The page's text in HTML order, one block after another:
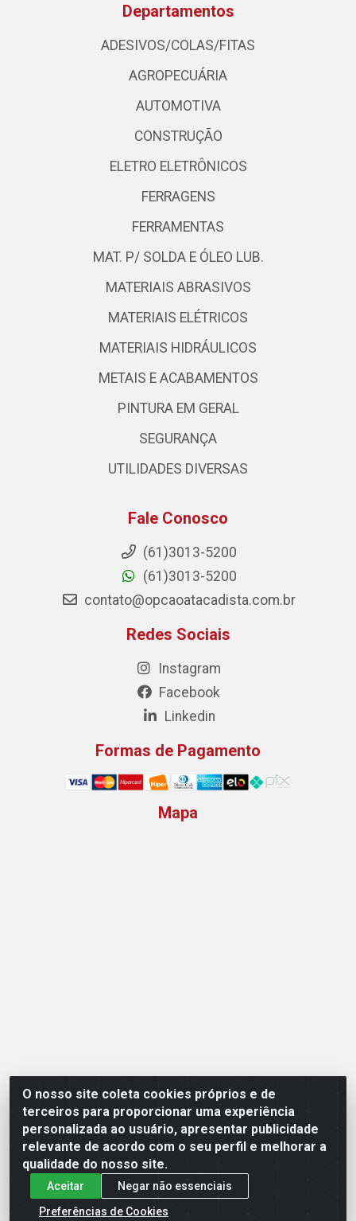
O nosso site coleta cookies próprios e de
terceiros para proporcionar uma experiência
personalizada ao usuário, apresentar publicidade
relevante de acordo com o seu perfil e melhorar a
qualidade do nosso site.
Aceitar
Negar não essenciais
Preferências de Cookies
Departamentos
ADESIVOS/COLAS/FITAS
AGROPECUÁRIA
AUTOMOTIVA
CONSTRUÇÃO
ELETRO ELETRÔNICOS
FERRAGENS
FERRAMENTAS
MAT. P/ SOLDA E ÓLEO LUB.
MATERIAIS ABRASIVOS
MATERIAIS ELÉTRICOS
MATERIAIS HIDRÁULICOS
METAIS E ACABAMENTOS
PINTURA EM GERAL
SEGURANÇA
UTILIDADES DIVERSAS
Fale Conosco
(61)3013-5200
(61)3013-5200
contato@opcaoatacadista.com.br
Redes Sociais
Instagram
Facebook
Linkedin
Formas de Pagamento
Mapa
Opção Atacadista - Setor De Industria Qi 21 Lt 23 A 41,
SN - Setor Industrial (Ceilândia), Brasília/DF - CEP
72265-210 - CNPJ 17.244.285/0001-09